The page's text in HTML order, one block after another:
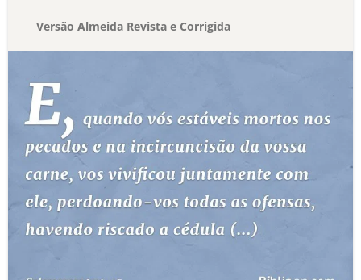
Versão Almeida Revista e Corrigida